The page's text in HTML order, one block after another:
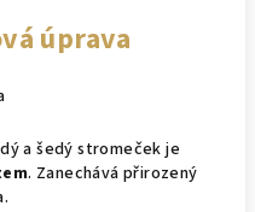
úprava
a šedý stromeček je
. Zanechává přirozený